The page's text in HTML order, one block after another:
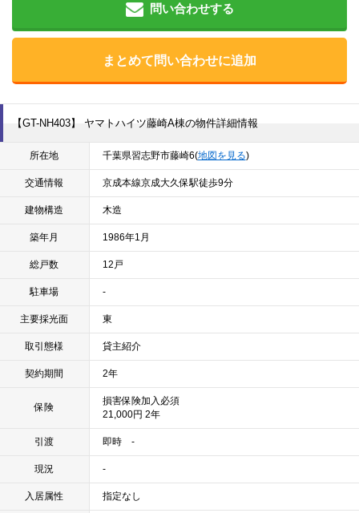
問い合わせする
まとめて問い合わせに追加
【GT-NH403】 ヤマトハイツ藤崎A棟の物件詳細情報
所在地 千葉県習志野市藤崎6(地図を見る)
交通情報 京成本線京成大久保駅徒歩9分
建物構造 木造
築年月 1986年1月
総戸数 12戸
駐車場 -
主要採光面 東
取引態様 貸主紹介
契約期間 2年
保険
損害保険加入必須
21,000円 2年
引渡 即時 -
現況 -
入居属性 指定なし